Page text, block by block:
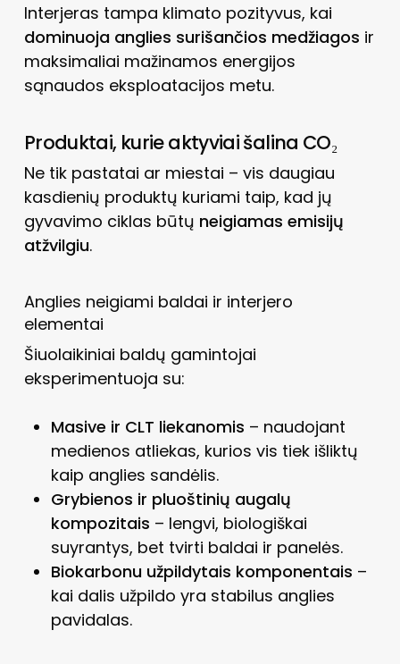
Interjeras tampa klimato pozityvus, kai
dominuoja anglies surišančios medžiagos ir
maksimaliai mažinamos energijos
sąnaudos eksploatacijos metu.
Produktai, kurie aktyviai šalina CO₂
Ne tik pastatai ar miestai – vis daugiau
kasdienių produktų kuriami taip, kad jų
gyvavimo ciklas būtų neigiamas emisijų
atžvilgiu.
Anglies neigiami baldai ir interjero
elementai
Šiuolaikiniai baldų gamintojai
eksperimentuoja su:
Masive ir CLT liekanomis – naudojant
medienos atliekas, kurios vis tiek išliktų
kaip anglies sandėlis.
Grybienos ir pluoštinių augalų
kompozitais – lengvi, biologiškai
suyrantys, bet tvirti baldai ir panelės.
Biokarbonu užpildytais komponentais –
kai dalis užpildo yra stabilus anglies
pavidalas.